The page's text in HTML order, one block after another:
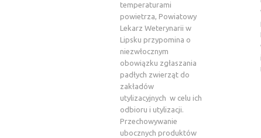
temperaturami
powietrza, Powiatowy
Lekarz Weterynarii w
Lipsku przypomina o
niezwłocznym
obowiązku zgłaszania
padłych zwierząt do
zakładów
utylizacyjnych w celu ich
odbioru i utylizacji.
Przechowywanie
ubocznych produktów